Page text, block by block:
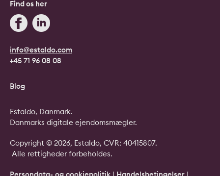
info@estaldo.com
+45 71 96 08 08
Find os her
Blog
Copyright © 2026, Estaldo, CVR: 40415807.
Alle rettigheder forbeholdes.
Persondata- og cookiepolitik | Handelsbetingelser |
Estaldo, Danmark.
Danmarks digitale ejendomsmægler.